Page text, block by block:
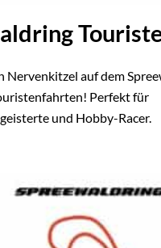
Nervenkitzel auf dem
Perfekt für
und Hobby-Racer.